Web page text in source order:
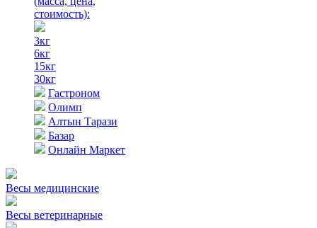
стоимость):
3кг
6кг
15кг
30кг
Гастроном
Олимп
Алтын Тарази
Базар
Онлайн Маркет
Весы медицинские
Весы ветеринарные